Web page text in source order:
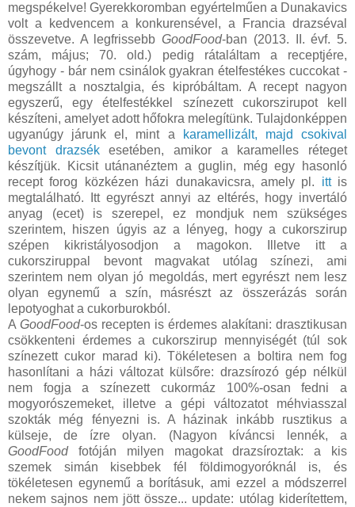
megspékelve! Gyerekkoromban egyértelműen a Dunakavics
volt a kedvencem a konkurensével, a Francia drazséval
összevetve. A legfrissebbGoodFood-ban (2013. II. évf. 5.
szám, május; 70. old.) pedig rátaláltam a receptjére,
úgyhogy - bár nem csinálok gyakran ételfestékes cuccokat -
megszállt a nosztalgia, és kipróbáltam. A recept nagyon
egyszerű, egy ételfestékkel színezett cukorszirupot kell
készíteni, amelyet adott hőfokra melegítünk. Tulajdonképpen
ugyanúgy járunk el, mint a
karamellizált, majd csokival
bevont drazsékesetében, amikor a karamelles réteget
készítjük. Kicsit utánanéztem a guglin, még egy hasonló
recept forog közkézen házi dunakavicsra, amely pl. ittis
megtalálható. Itt egyrészt annyi az eltérés, hogy invertáló
anyag (ecet) is szerepel, ez mondjuk nem szükséges
szerintem, hiszen úgyis az a lényeg, hogy a cukorszirup
szépen kikristályosodjon a magokon. Illetve itt a
cukorsziruppal bevont magvakat utólag színezi, ami
szerintem nem olyan jó megoldás, mert egyrészt nem lesz
olyan egynemű a szín, másrészt az összerázás során
lepotyoghat a cukorburokból.
A GoodFood-os recepten is érdemes alakítani: drasztikusan
csökkenteni érdemes a cukorszirup mennyiségét (túl sok
színezett cukor marad ki). Tökéletesen a boltira nem fog
hasonlítani a házi változat külsőre: drazsírozó gép nélkül
nem fogja a színezett cukormáz 100%-osan fedni a
mogyorószemeket, illetve a gépi változatot méhviasszal
szokták még fényezni is. A házinak inkább rusztikus a
külseje, de ízre olyan. (Nagyon kíváncsi lennék, a
GoodFoodfotóján milyen magokat drazsíroztak: a kis
szemek simán kisebbek fél földimogyoróknál is, és
tökéletesen egynemű a borításuk, ami ezzel a módszerrel
nekem sajnos nem jött össze... update: utólag kiderítettem,